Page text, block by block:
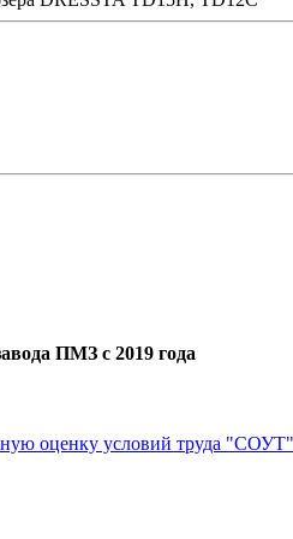
ПМЗ с 2019 года
оценку условий труда "СОУТ"